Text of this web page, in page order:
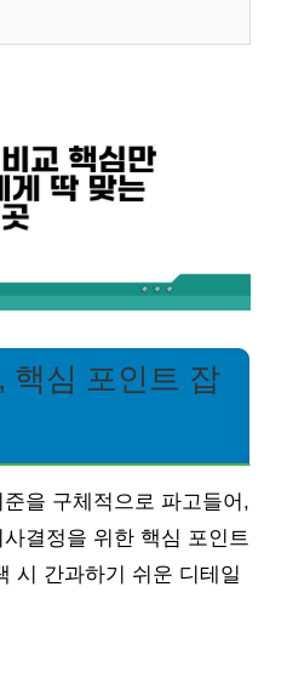
핵심 포인트 잡
을 구체적으로 파고들어,
결정을 위한 핵심 포인트
시 간과하기 쉬운 디테일